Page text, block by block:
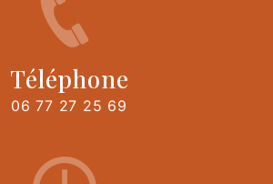
Téléphone
06 77 27 25 69